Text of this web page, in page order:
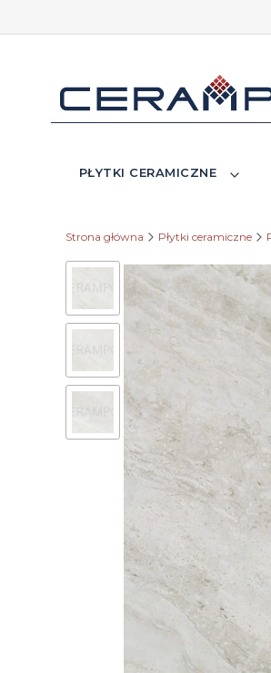
PŁYTKI CERAMICZNE
Strona główna Płytki ceramiczne